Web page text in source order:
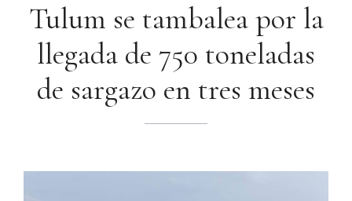
Tulum se tambalea por la
llegada de 750 toneladas
de sargazo en tres meses